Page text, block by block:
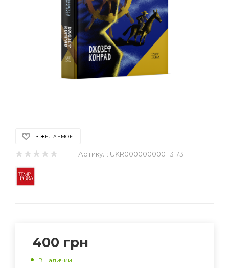
В ЖЕЛАЕМОЕ
Артикул: UKR000000000113173
400 грн
В наличии